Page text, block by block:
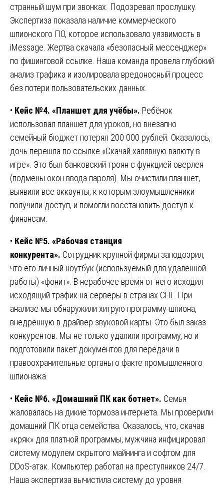
странный шум при звонках. Подозревал прослушку.
Экспертиза показала наличие коммерческого
шпионского ПО, которое использовало уязвимость в
iMessage. Жертва скачала «безопасный мессенджер»
по фишинговой ссылке. Наша команда провела глубокий
анализ трафика и изолировала вредоносный процесс
без потери пользовательских данных.
• Кейс №4. «Планшет для учёбы». Ребёнок
использовал планшет для уроков, но внезапно
семейный бюджет потерял 200 000 рублей. Оказалось,
дочь перешла по ссылке «Скачай халявную валюту в
игре». Это был банковский троян с функцией оверлея
(подмены окон ввода пароля). Мы очистили планшет,
выявили все аккаунты, к которым злоумышленники
получили доступ, и помогли восстановить доступ к
финансам.
• Кейс №5. «Рабочая станция
конкурента». Сотрудник крупной фирмы заподозрил,
что его личный ноутбук (используемый для удалённой
работы) «фонит». В нерабочее время от него исходил
исходящий трафик на серверы в странах СНГ. При
анализе мы обнаружили хитрую программу-шпиона,
внедрённую в драйвер звуковой карты. Это был заказ
конкурентов. Мы не только удалили программу, но и
подготовили пакет документов для передачи в
правоохранительные органы о факте промышленного
шпионажа.
• Кейс №6. «Домашний ПК как ботнет». Семья
жаловалась на дикие тормоза интернета. Мы проверили
домашний ПК отца семейства. Оказалось, что, скачав
«кряк» для платной программы, мужчина инфицировал
систему модулем скрытого майнинга и софтом для
DDoS-атак. Компьютер работал на преступников 24/7.
Наша экспертиза вычистила систему до уровня